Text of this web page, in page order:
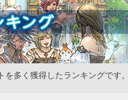
多く獲得したランキングです。